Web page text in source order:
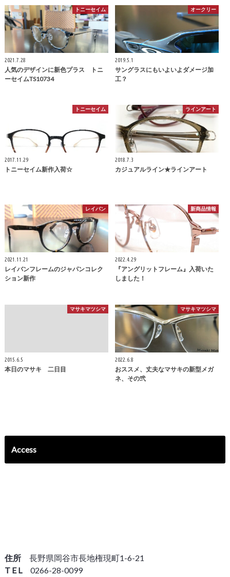
トニーセイム
2021.7.28
人気のデザインに新色プラス トニ
ーセイムTS10734
オークリー
2019.5.1
サングラスにもいよいよダメージ加
工？
トニーセイム
2017.11.29
トニーセイム新作入荷☆
ラインアート
2018.7.3
カジュアルライン★ラインアート
レイバン
2021.11.21
レイバンフレームのジャパンコレク
ション新作
新商品情報
2022.4.29
『アングリットフレーム』入荷いた
しました！
マサキマツシマ
2015.6.5
本日のマサキ 二日目
マサキマツシマ
2022.6.8
おススメ、丈夫なマサキの新型メガ
ネ、その弐
Access
住所 長野県岡谷市長地権現町1-6-21
T E L 0266-28-0099